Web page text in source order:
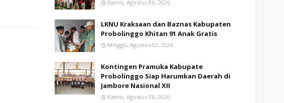
Kamis, Agustus 06, 2026
LKNU Kraksaan dan Baznas Kabupaten
Probolinggo Khitan 91 Anak Gratis
Minggu, Agustus 02, 2026
Kontingen Pramuka Kabupate
Probolinggo Siap Harumkan Daerah di
Jambore Nasional XII
Kamis, Agustus 06, 2026